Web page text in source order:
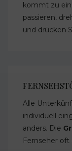
kommt zu
passieren,
und drücken
Alle
individuell
anders. Die
Fernseher oft